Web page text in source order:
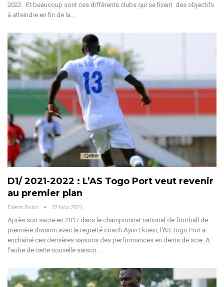
2022. Et beaucoup sont ces différents clubs qui se fixent des objectifs
à atteindre en fin de la…
D1/ 2021-2022 : L’AS Togo Port veut revenir
au premier plan
Edem Bolor 22 Nov 2021
Après son sacre en 2017 dans le championnat national de football de
première division avec le regretté coach Ayivi Ekuevi, l'AS Togo Port a
enchaîné ces dernières saisons des performances en dents de scie. A
l'aube de cette nouvelle saison…